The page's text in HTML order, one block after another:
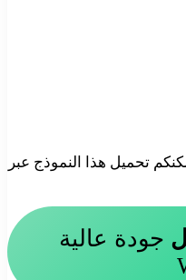
تحميل هذا النموذج عبر
جودة عالية